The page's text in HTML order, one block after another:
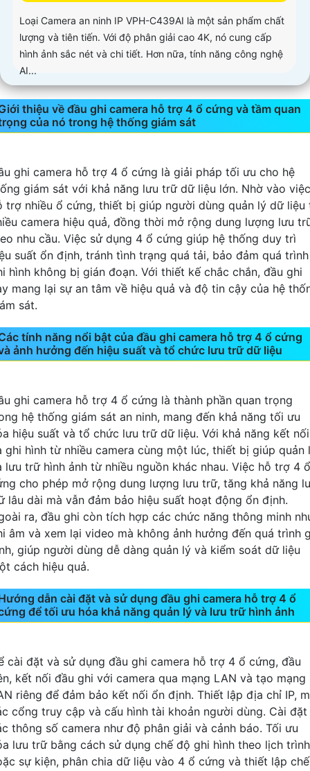
Loại Camera an ninh IP VPH-C439AI là một sản phẩm chất
lượng và tiên tiến. Với độ phân giải cao 4K, nó cung cấp
hình ảnh sắc nét và chi tiết. Hơn nữa, tính năng công nghệ
AI...
thiệu về đầu ghi camera hỗ trợ 4 ổ cứng và tầm quan
của nó trong hệ thống giám sát
ghi camera hỗ trợ 4 ổ cứng là giải pháp tối ưu cho hệ
giám sát với khả năng lưu trữ dữ liệu lớn. Nhờ vào việc
trợ nhiều ổ cứng, thiết bị giúp người dùng quản lý dữ liệu
camera hiệu quả, đồng thời mở rộng dung lượng lưu
nhu cầu. Việc sử dụng 4 ổ cứng giúp hệ thống duy trì
suất ổn định, tránh tình trạng quá tải, bảo đảm quá trình
hình không bị gián đoạn. Với thiết kế chắc chắn, đầu ghi
mang lại sự an tâm về hiệu quả và độ tin cậy của hệ
sát.
tính năng nổi bật của đầu ghi camera hỗ trợ 4 ổ cứng
ảnh hưởng đến hiệu suất và tổ chức lưu trữ dữ liệu
ghi camera hỗ trợ 4 ổ cứng là thành phần quan trọng
hệ thống giám sát an ninh, mang đến khả năng tối ưu
hiệu suất và tổ chức lưu trữ dữ liệu. Với khả năng kết nối
ghi hình từ nhiều camera cùng một lúc, thiết bị giúp quản
lưu trữ hình ảnh từ nhiều nguồn khác nhau. Việc hỗ trợ 4 ổ
cho phép mở rộng dung lượng lưu trữ, tăng khả năng
lâu dài mà vẫn đảm bảo hiệu suất hoạt động ổn định.
ra, đầu ghi còn tích hợp các chức năng thông minh
âm và xem lại video mà không ảnh hưởng đến quá trình
giúp người dùng dễ dàng quản lý và kiểm soát dữ liệu
cách hiệu quả.
dẫn cài đặt và sử dụng đầu ghi camera hỗ trợ 4 ổ
để tối ưu hóa khả năng quản lý và lưu trữ hình ảnh
cài đặt và sử dụng đầu ghi camera hỗ trợ 4 ổ cứng, đầu
kết nối đầu ghi với camera qua mạng LAN và tạo mạng
riêng để đảm bảo kết nối ổn định. Thiết lập địa chỉ IP,
cổng truy cập và cấu hình tài khoản người dùng. Cài đặt
thông số camera như độ phân giải và cảnh báo. Tối ưu
lưu trữ bằng cách sử dụng chế độ ghi hình theo lịch trình
sự kiện, phân chia dữ liệu vào 4 ổ cứng và thiết lập chế